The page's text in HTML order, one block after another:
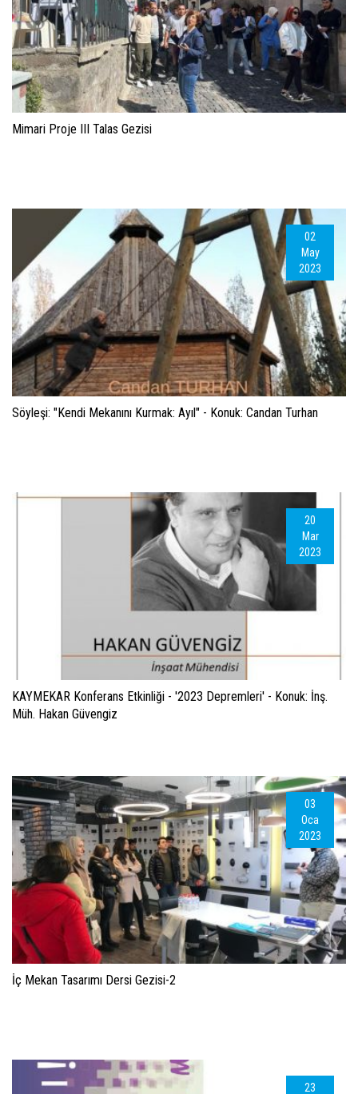
Mimari Proje III Talas Gezisi
02
May
2023
Söyleşi: "Kendi Mekanını Kurmak: Ayıl" - Konuk: Candan Turhan
20
Mar
2023
KAYMEKAR Konferans Etkinliği - '2023 Depremleri' - Konuk: İnş.
Müh. Hakan Güvengiz
03
Oca
2023
İç Mekan Tasarımı Dersi Gezisi-2
23